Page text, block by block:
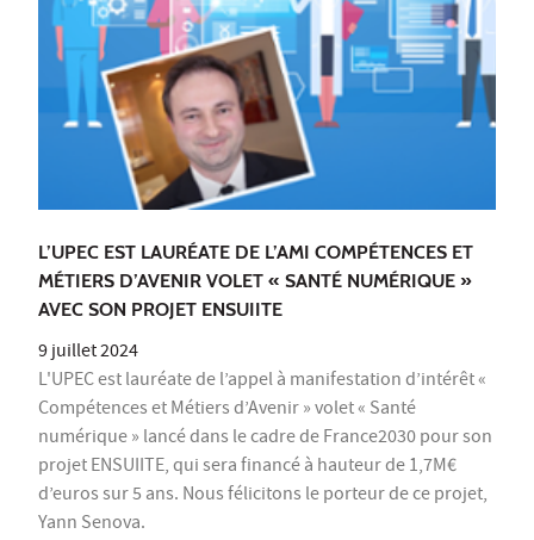
L’UPEC EST LAURÉATE DE L’AMI COMPÉTENCES ET
MÉTIERS D’AVENIR VOLET « SANTÉ NUMÉRIQUE »
AVEC SON PROJET ENSUIITE
9 juillet 2024
L'UPEC est lauréate de l’appel à manifestation d’intérêt «
Compétences et Métiers d’Avenir » volet « Santé
numérique » lancé dans le cadre de France2030 pour son
projet ENSUIITE, qui sera financé à hauteur de 1,7M€
d’euros sur 5 ans. Nous félicitons le porteur de ce projet,
Yann Senova.